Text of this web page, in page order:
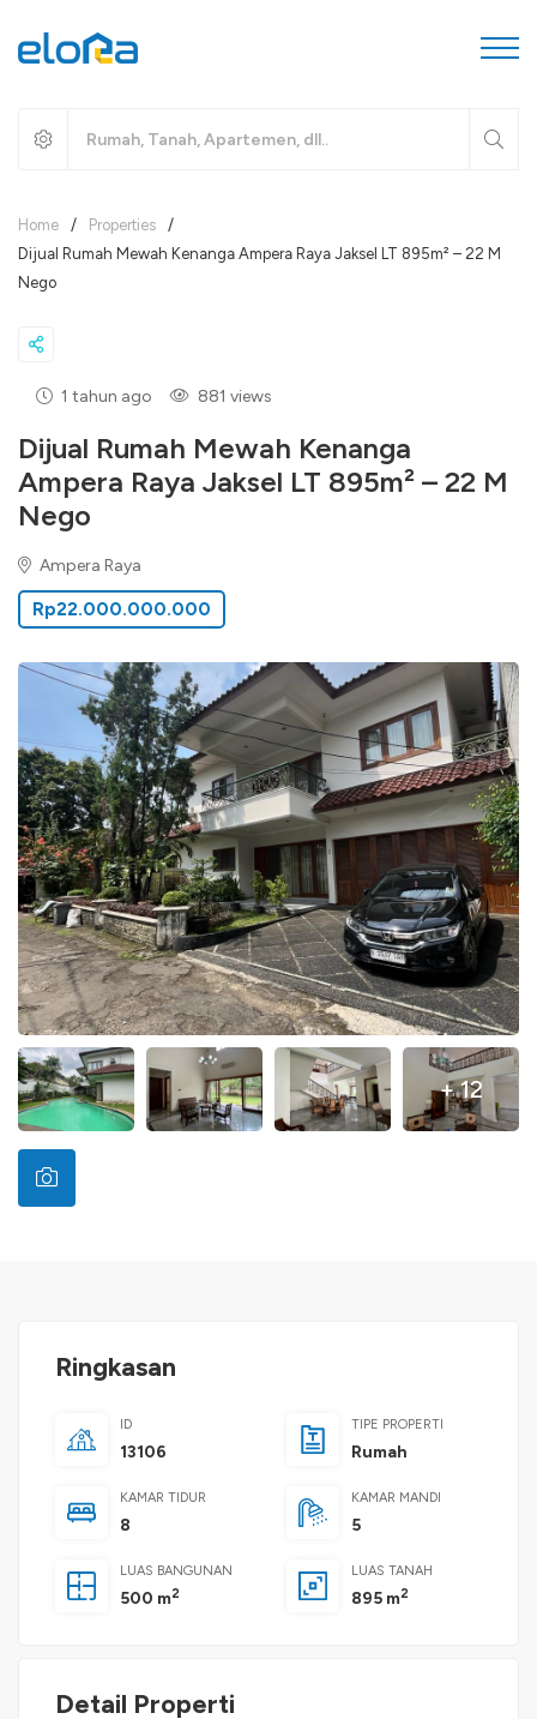
Home / Properties
/
Dijual Rumah Mewah Kenanga Ampera Raya Jaksel LT 895m² – 22 M
Nego
1 tahun ago 881 views
Dijual Rumah Mewah Kenanga
Ampera Raya Jaksel LT 895m² – 22 M
Nego
Ampera Raya
Rp22.000.000.000
+ 12
Ringkasan
ID
13106
TIPE PROPERTI
Rumah
KAMAR TIDUR
8
KAMAR MANDI
5
LUAS BANGUNAN
500 m2
LUAS TANAH
895 m2
Detail Properti